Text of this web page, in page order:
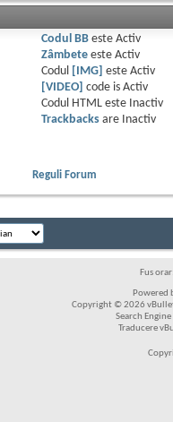
Codul BBeste Activ
Zâmbeteeste Activ
Codul
[IMG] este Activ
[VIDEO] code is Activ
Codul HTML este
Inactiv
Trackbacksare
Inactiv
Reguli Forum
Fus
Powered
Copyright © 2026
Search
Traducere